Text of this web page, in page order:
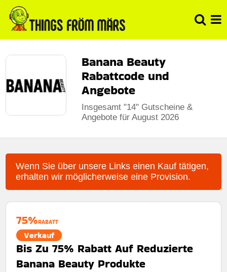
Banana Beauty
Rabattcode und
Angebote
Insgesamt "14" Gutscheine &
Angebote für August 2026
Wenn Sie über unsere Links einen Kauf tätigen,
erhalten wir möglicherweise eine Provision.
75%RABATT
Verkauf
Bis Zu 75% Rabatt Auf Reduzierte
Banana Beauty Produkte